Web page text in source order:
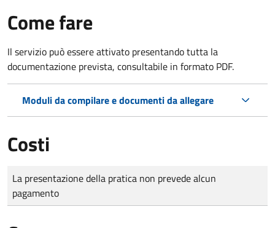
Come fare
Il servizio può essere attivato presentando tutta la
documentazione prevista, consultabile in formato PDF.
Moduli da compilare e documenti da allegare
Costi
Tipo di pagamento
Importo
La presentazione della pratica non prevede alcun
pagamento